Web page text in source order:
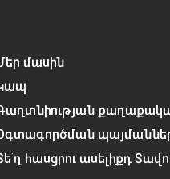
մասին
հասցրու ասելիքդ